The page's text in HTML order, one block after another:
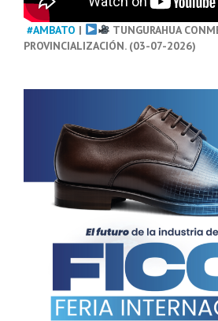
#AMBATO |
TUNGURAHUA
PROVINCIALIZACIÓN. (03-07-2026)